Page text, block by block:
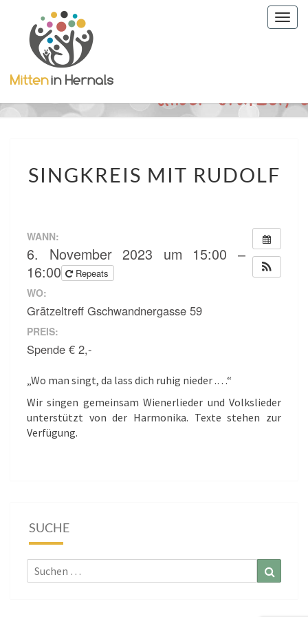
MIT
SINGKREIS MIT RUDOLF
WANN:
6. November 2023 um 15:00 –
16:00
Repeats
WO:
Grätzeltreff Gschwandnergasse 59
PREIS:
Spende € 2,-
„Wo man singt, da lass dich ruhig nieder .…“
Wir singen gemeinsam Wienerlieder und Volkslieder
unterstützt von der Harmonika. Texte stehen zur
Verfügung.
SUCHE
Suchen
nach: